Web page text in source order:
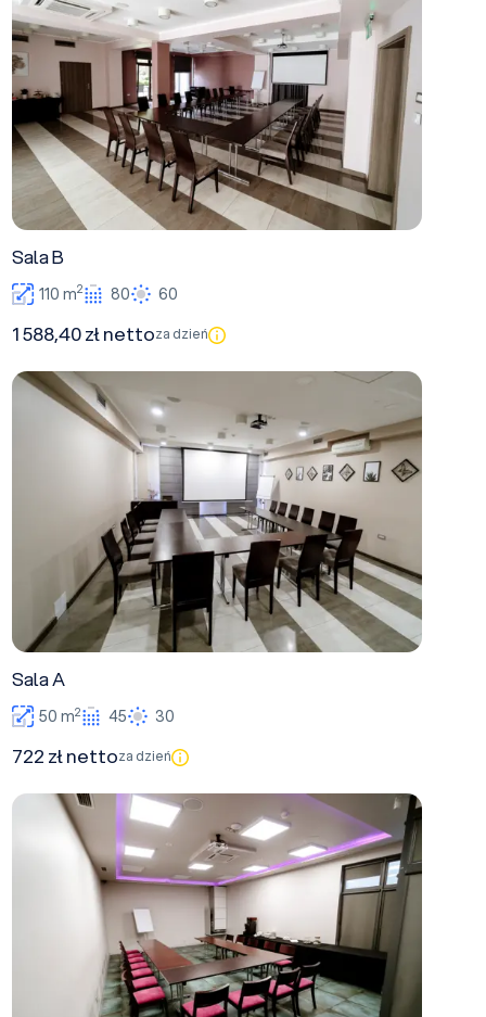
Sala B
110 m2 80 60
1 588,40 zł nettoza dzień
Sala A
Sala A
50 m2 45 30
722 zł nettoza dzień
Sala E